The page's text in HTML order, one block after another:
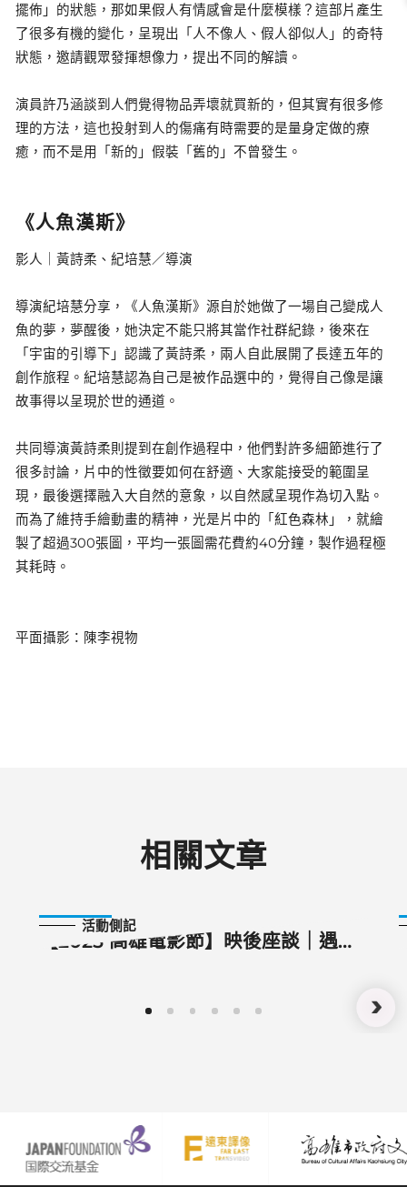
擺佈」的狀態，那如果假人有情感會是什麼模樣？這部片產生
了很多有機的變化，呈現出「人不像人、假人卻似人」的奇特
狀態，邀請觀眾發揮想像力，提出不同的解讀。
演員許乃涵談到人們覺得物品弄壞就買新的，但其實有很多修
理的方法，這也投射到人的傷痛有時需要的是量身定做的療
癒，而不是用「新的」假裝「舊的」不曾發生。
《人魚漢斯》
影人｜黃詩柔、紀培慧／導演
導演紀培慧分享，《人魚漢斯》源自於她做了一場自己變成人
魚的夢，夢醒後，她決定不能只將其當作社群紀錄，後來在
「宇宙的引導下」認識了黃詩柔，兩人自此展開了長達五年的
創作旅程。紀培慧認為自己是被作品選中的，覺得自己像是讓
故事得以呈現於世的通道。
共同導演黃詩柔則提到在創作過程中，他們對許多細節進行了
很多討論，片中的性徵要如何在舒適、大家能接受的範圍呈
現，最後選擇融入大自然的意象，以自然感呈現作為切入點。
而為了維持手繪動畫的精神，光是片中的「紅色森林」，就繪
製了超過300張圖，平均一張圖需花費約40分鐘，製作過程極
其耗時。
平面攝影：陳李視物
相關文章
活動側記
【2025 高雄電影節】映後座談｜遇見